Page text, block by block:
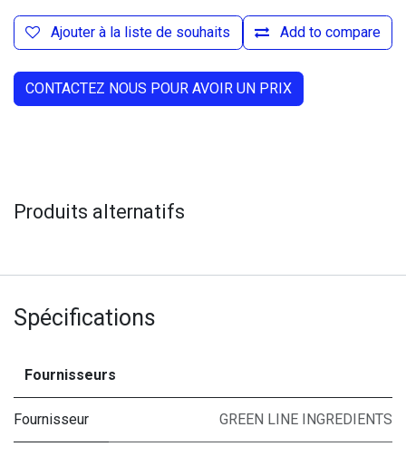
Add to compare
Ajouter à la liste de souhaits
CONTACTEZ NOUS POUR AVOIR UN PRIX
Produits alternatifs
Spécifications
Fournisseurs
Fournisseur GREEN LINE INGREDIENTS